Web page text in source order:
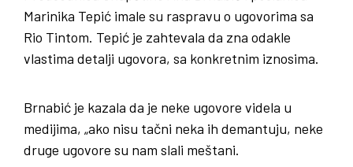
Marinika Tepić imale su raspravu o ugovorima sa
Rio Tintom. Tepić je zahtevala da zna odakle
vlastima detalji ugovora, sa konkretnim iznosima.
Brnabić je kazala da je neke ugovore videla u
medijima, „ako nisu tačni neka ih demantuju, neke
druge ugovore su nam slali meštani.